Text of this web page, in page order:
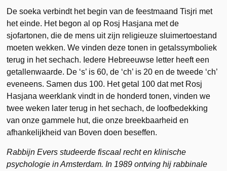
De soeka verbindt het begin van de feestmaand Tisjri met
het einde. Het begon al op Rosj Hasjana met de
sjofartonen, die de mens uit zijn religieuze sluimertoestand
moeten wekken. We vinden deze tonen in getalssymboliek
terug in het sechach. Iedere Hebreeuwse letter heeft een
getallenwaarde. De ‘s’ is 60, de ‘ch’ is 20 en de tweede ‘ch’
eveneens. Samen dus 100. Het getal 100 dat met Rosj
Hasjana weerklank vindt in de honderd tonen, vinden we
twee weken later terug in het sechach, de loofbedekking
van onze gammele hut, die onze breekbaarheid en
afhankelijkheid van Boven doen beseffen.
Rabbijn Evers studeerde fiscaal recht en klinische
psychologie in Amsterdam. In 1989 ontving hij rabbinale